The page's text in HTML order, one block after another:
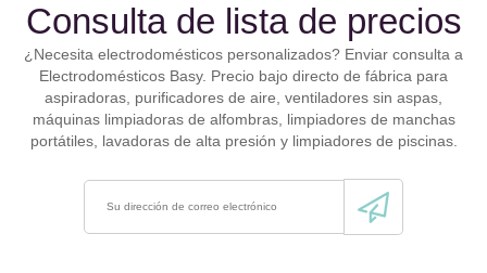
Consulta de lista de precios
¿Necesita electrodomésticos personalizados? Enviar consulta a
Electrodomésticos Basy. Precio bajo directo de fábrica para
aspiradoras, purificadores de aire, ventiladores sin aspas,
máquinas limpiadoras de alfombras, limpiadores de manchas
portátiles, lavadoras de alta presión y limpiadores de piscinas.